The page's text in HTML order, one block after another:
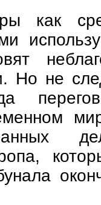
как
Но не